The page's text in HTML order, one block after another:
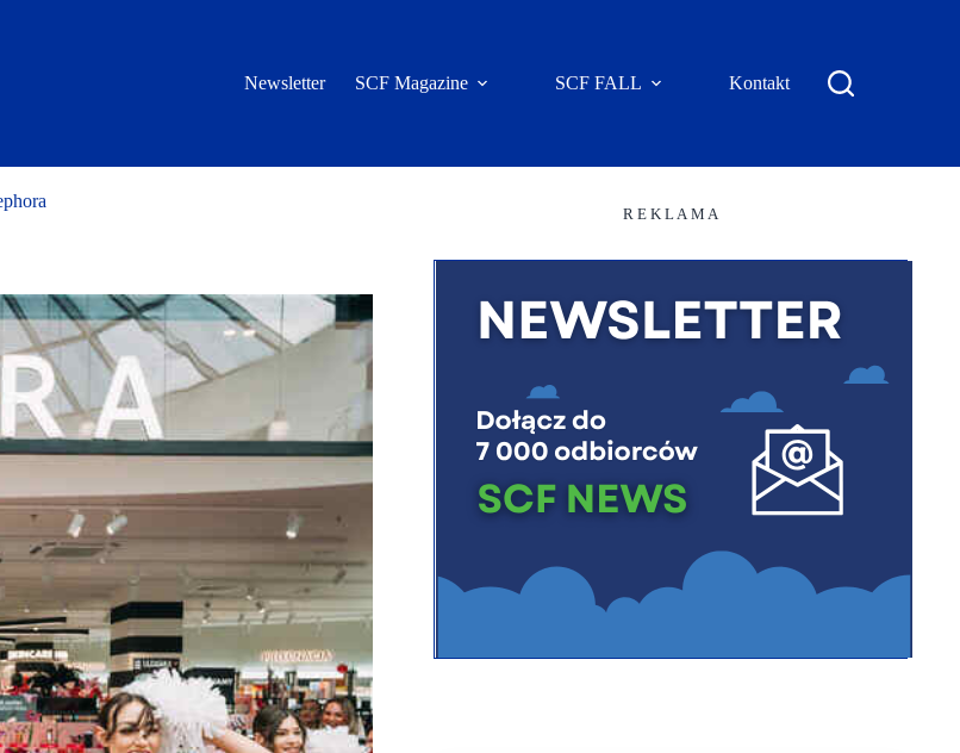
Newsletter SCF Magazine SCF FALL Kontakt
R E K L A M A